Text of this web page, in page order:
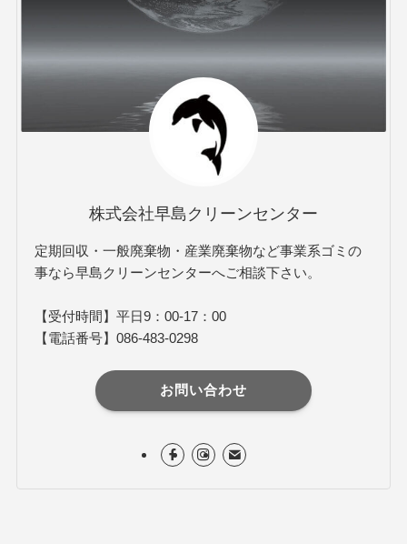
株式会社早島クリーンセンター
定期回収・一般廃棄物・産業廃棄物など事業系ゴミの
事なら早島クリーンセンターへご相談下さい。
【受付時間】平日9：00-17：00
【電話番号】086-483-0298
お問い合わせ